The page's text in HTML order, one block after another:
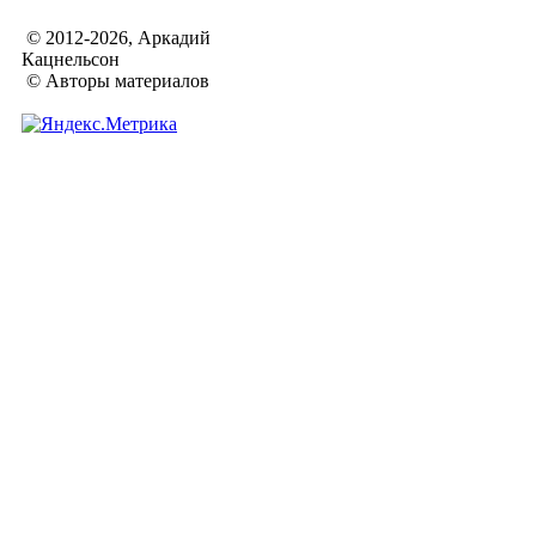
© 2012-2026, Аркадий
Кацнельсон
© Авторы материалов